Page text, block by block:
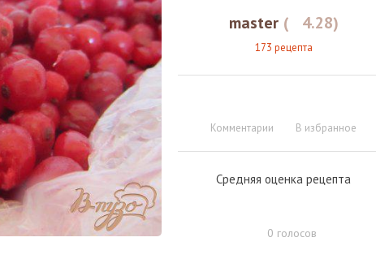
master ( 4.28)
173 рецепта
Комментарии В избранное
Средняя оценка рецепта
0 голосов